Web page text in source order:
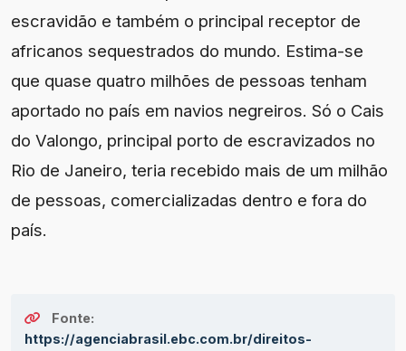
escravidão e também o principal receptor de
africanos sequestrados do mundo. Estima-se
que quase quatro milhões de pessoas tenham
aportado no país em navios negreiros. Só o Cais
do Valongo, principal porto de escravizados no
Rio de Janeiro, teria recebido mais de um milhão
de pessoas, comercializadas dentro e fora do
país.
Fonte:
https://agenciabrasil.ebc.com.br/direitos-